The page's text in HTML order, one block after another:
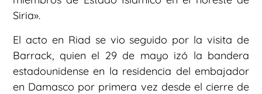
Siria».
El acto en Riad se vio seguido por la visita de
Barrack, quien el 29 de mayo izó la bandera
estadounidense en la residencia del embajador
en Damasco por primera vez desde el cierre de